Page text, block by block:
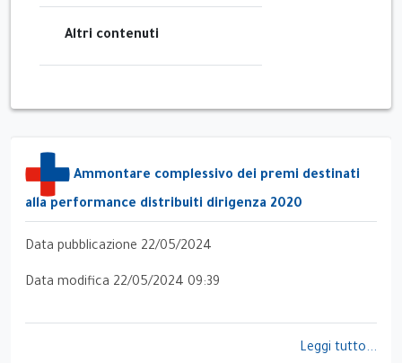
Altri contenuti
Ammontare complessivo dei premi destinati
alla performance distribuiti dirigenza 2020
Data pubblicazione 22/05/2024
Data modifica 22/05/2024 09:39
Leggi tutto...